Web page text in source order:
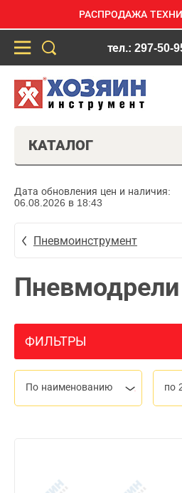
РАСПРОДАЖА
тел.: 297-50-
КАТАЛОГ
Дата обновления цен и наличия:
06.08.2026 в 18:43
Пневмоинструмент
ФИЛЬТРЫ
По наименованию по